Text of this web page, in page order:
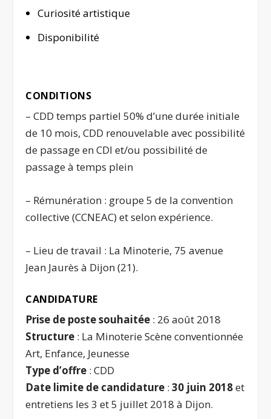
Curiosité artistique
Disponibilité
CONDITIONS
– CDD temps partiel 50% d’une durée initiale
de 10 mois, CDD renouvelable avec possibilité
de passage en CDI et/ou possibilité de
passage à temps plein
– Rémunération : groupe 5 de la convention
collective (CCNEAC) et selon expérience.
– Lieu de travail : La Minoterie, 75 avenue
Jean Jaurès à Dijon (21).
CANDIDATURE
Prise de poste souhaitée : 26 août 2018
Structure : La Minoterie Scène conventionnée
Art, Enfance, Jeunesse
Type d’offre : CDD
Date limite de candidature :30 juin 2018et
entretiens les 3 et 5 juillet 2018 à Dijon.